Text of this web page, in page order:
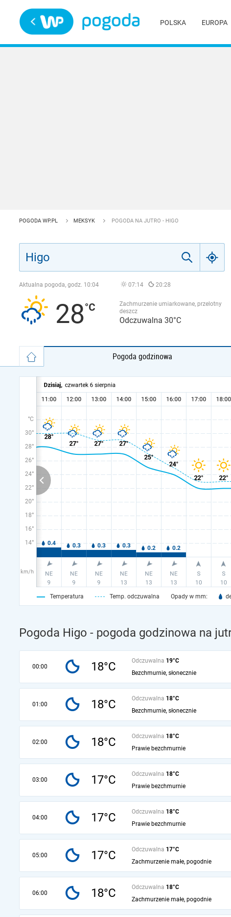
POLSKA EUROPA
POGODA WP.PL MEKSYK POGODA NA JUTRO - HIGO
Aktualna pogoda, godz. 10:04 07:14 20:28
28
Zachmurzenie umiarkowane, przelotny
deszcz
Odczuwalna 30°C
Pogoda godzinowa
°C
30°
28°
26°
24°
22°
20°
18°
16°
14°
km/h
Temperatura Temp. odczuwalna Opady w mm:
Pogoda Higo - pogoda godzinowa na
00:00 18°C Odczuwalna 19°C
Bezchmurnie, słonecznie
01:00 18°C Odczuwalna 18°C
Bezchmurnie, słonecznie
02:00 18°C Odczuwalna 18°C
Prawie bezchmurnie
03:00 17°C Odczuwalna 18°C
Prawie bezchmurnie
04:00 17°C Odczuwalna 18°C
Prawie bezchmurnie
05:00 17°C Odczuwalna 17°C
Zachmurzenie małe, pogodnie
06:00 18°C Odczuwalna 18°C
Zachmurzenie małe, pogodnie